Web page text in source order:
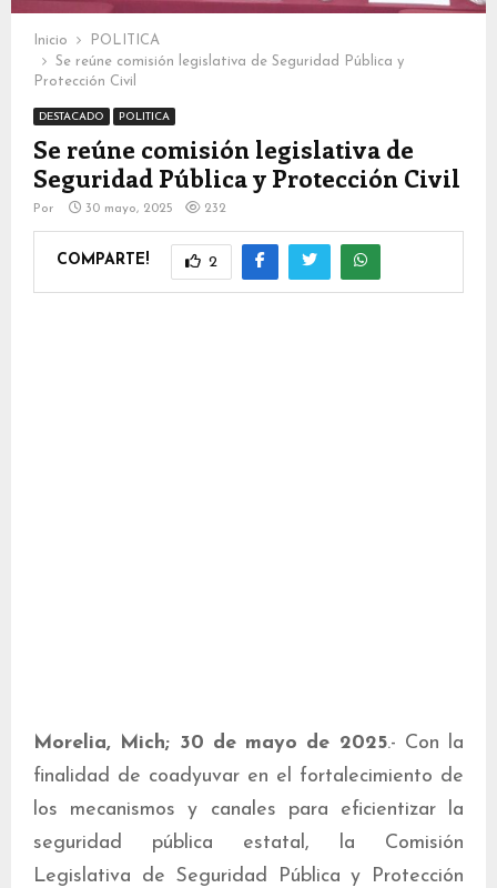
Inicio
POLITICA
Se reúne comisión legislativa de Seguridad Pública y
Protección Civil
DESTACADO POLITICA
Se reúne comisión legislativa de
Seguridad Pública y Protección Civil
Por 30 mayo, 2025 232
COMPARTE! 2
Morelia, Mich; 30 de mayo de 2025.- Con la
finalidad de coadyuvar en el fortalecimiento de
los mecanismos y canales para eficientizar la
seguridad pública estatal, la Comisión
Legislativa de Seguridad Pública y Protección